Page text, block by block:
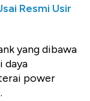
Resmi Usir
yang dibawa
daya
power